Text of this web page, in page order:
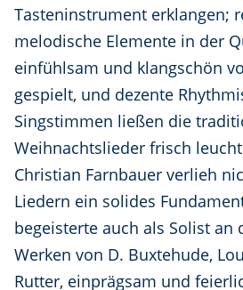
Tasteninstrument erklangen;
melodische Elemente in der
einfühlsam und klangschön
gespielt, und dezente
Singstimmen ließen die
Weihnachtslieder frisch
Christian Farnbauer verlieh
Liedern ein solides
begeisterte auch als Solist an
Werken von D. Buxtehude,
Rutter, einprägsam und